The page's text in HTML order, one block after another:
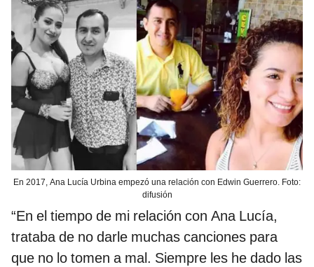
En 2017, Ana Lucía Urbina empezó una relación con Edwin Guerrero. Foto:
difusión
“En el tiempo de mi relación con Ana Lucía,
trataba de no darle muchas canciones para
que no lo tomen a mal. Siempre les he dado las